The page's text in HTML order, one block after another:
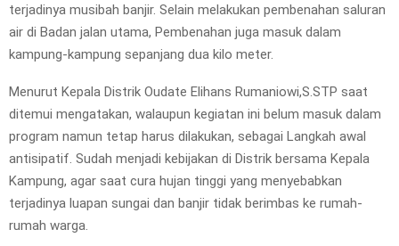
terjadinya musibah banjir. Selain melakukan pembenahan saluran
air di Badan jalan utama, Pembenahan juga masuk dalam
kampung-kampung sepanjang dua kilo meter.
Menurut Kepala Distrik Oudate Elihans Rumaniowi,S.STP saat
ditemui mengatakan, walaupun kegiatan ini belum masuk dalam
program namun tetap harus dilakukan, sebagai Langkah awal
antisipatif. Sudah menjadi kebijakan di Distrik bersama Kepala
Kampung, agar saat cura hujan tinggi yang menyebabkan
terjadinya luapan sungai dan banjir tidak berimbas ke rumah-
rumah warga.